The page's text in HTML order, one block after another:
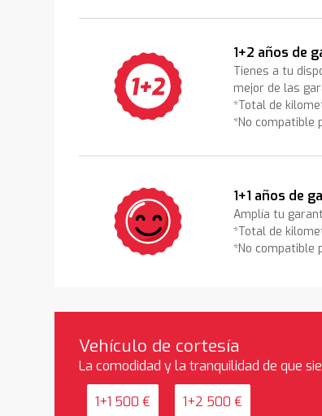
1+2 años de
Tienes a tu
mejor de las
*Total de
*No compatible
1+1 años de
Amplía tu
*Total de
*No compatible
Vehículo de cortesía
La comodidad y la tranquilidad de que
1+1 500 € 1+2 500 €